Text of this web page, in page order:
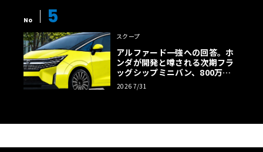
No 5
スクープ
アルファード一強への回答。ホ
ンダが開発と噂される次期フラ
ッグシップミニバン、800万円
超の勝算【予想CG】
2026 7/31